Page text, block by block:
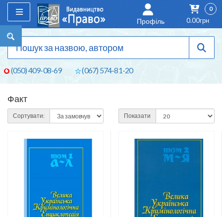
(050) 409-08-69 (067) 574-81-20
Профіль
0
0.00грн
Факт
Сортувати: Показати